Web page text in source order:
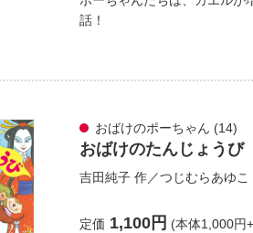
話！
おばけのポーちゃん (14)
おばけのたんじょうび
吉田純子 作／つじむらあゆこ
定価 1,100円 (本体1,000円